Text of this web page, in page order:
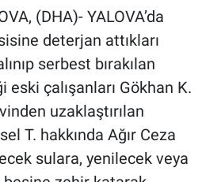
(DHA)- YALOVA’da
deterjan attıkları
serbest bırakılan
çalışanları Gökhan K.
uzaklaştırılan
T. hakkında Ağır Ceza
sulara, yenilecek veya